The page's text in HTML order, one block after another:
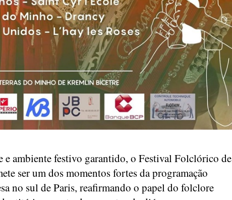
e ambiente festivo garantido, o Festival Folclórico de
ser um dos momentos fortes da programação
no sul de Paris, reafirmando o papel do folclore